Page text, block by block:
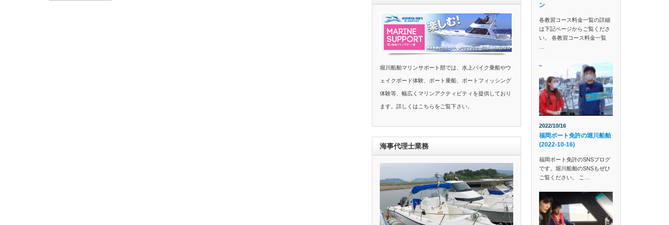
堀川船舶マリンサポート部では、水上バイク乗船やウ
ェイクボード体験、ボート乗船、ボートフィッシング
体験等、幅広くマリンアクティビティを提供しており
ます。詳しくはこちらをご覧下さい。
海事代理士業務
ン
各教習コース料金一覧の詳細
は下記ページからご覧くださ
い。 各教習コース料金一覧
2022/10/16
福岡ボート免許の堀川船舶
(2022-10-16)
福岡ボート免許のSNSブログ
です。堀川船舶のSNSもぜひ
ご覧ください。 こ…